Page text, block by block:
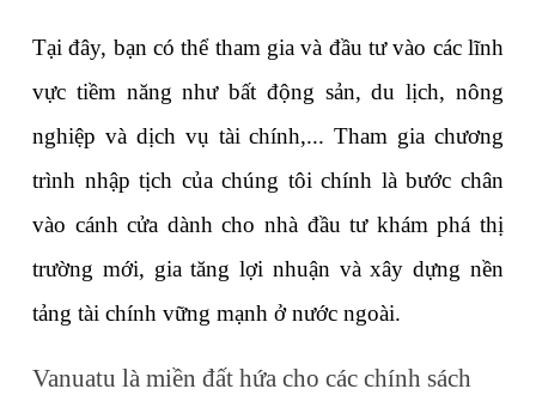
Tại đây, bạn có thể tham gia và đầu tư vào các lĩnh
vực tiềm năng như bất động sản, du lịch, nông
nghiệp và dịch vụ tài chính,... Tham gia chương
trình nhập tịch của chúng tôi chính là bước chân
vào cánh cửa dành cho nhà đầu tư khám phá thị
trường mới, gia tăng lợi nhuận và xây dựng nền
tảng tài chính vững mạnh ở nước ngoài.
Vanuatu là miền đất hứa cho các chính sách